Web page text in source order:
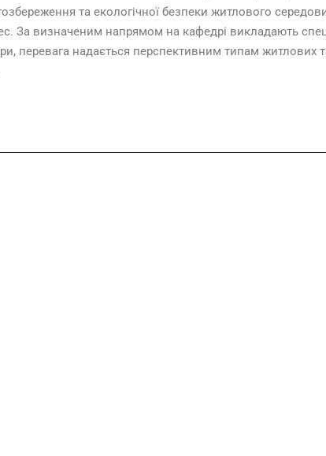
та екологічної безпеки житлового
За визначеним напрямом на кафедрі викладають
перевага надається перспективним типам житлових